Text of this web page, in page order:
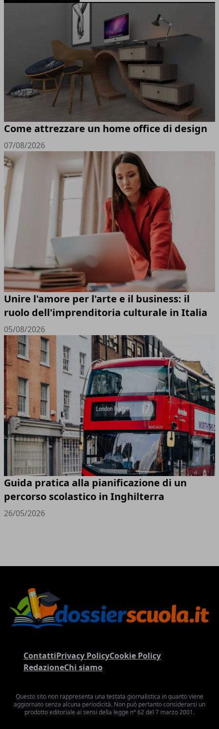
Come attrezzare un home office di design
07/08/2026
Unire l'amore per l'arte e il business: il
ruolo dell'imprenditoria culturale in Italia
05/08/2026
Guida pratica alla pianificazione di un
percorso scolastico in Inghilterra
26/05/2026
ContattiPrivacy PolicyCookie Policy
RedazioneChi siamo
Questo sito non rappresenta una testata giornalistica in quanto viene
aggiornato senza alcuna periodicità. Non può pertanto considerarsi un
prodotto editoriale ai sensi della legge n° 62 del 7 marzo 2001.